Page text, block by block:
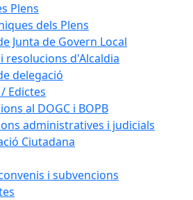
Plens
dels Plens
Junta de Govern Local
resolucions d'Alcaldia
delegació
Edictes
al DOGC i BOPB
administratives i judicials
Ciutadana
i subvencions